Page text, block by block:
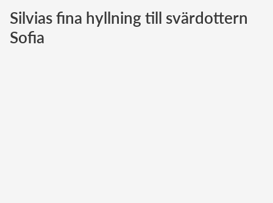
Norska kungahuset
Silvias fina hyllning till svärdottern
Sofia